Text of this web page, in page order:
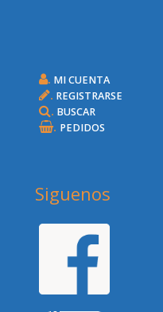
. MI CUENTA
. REGISTRARSE
. BUSCAR
. PEDIDOS
Siguenos